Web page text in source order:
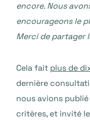
encore. Nous
encourageons le
Merci de partager
Cela fait plus de
dernière
nous avions
critères, et invité